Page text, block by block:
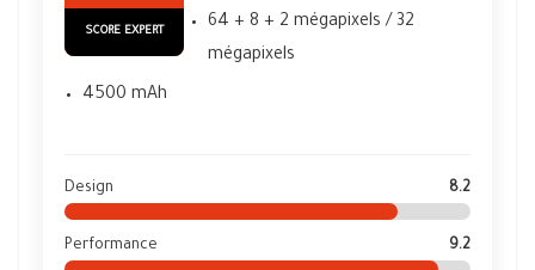
SCORE EXPERT
64 + 8 + 2 mégapixels / 32
mégapixels
4500 mAh
Design 8.2
Performance 9.2